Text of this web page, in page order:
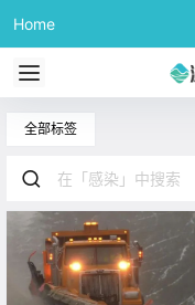
Home
全部标签